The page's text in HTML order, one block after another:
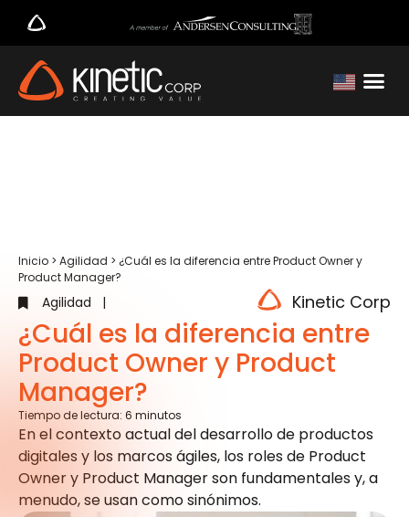
Inicio > Agilidad > ¿Cuál es la diferencia entre Product Owner y
Product Manager?
Kinetic Corp
Agilidad |
¿Cuál es la diferencia entre
Product Owner y Product
Manager?
Tiempo de lectura: 6 minutos
En el contexto actual del desarrollo de productos
digitales y los marcos ágiles, los roles de Product
Owner y Product Manager son fundamentales y, a
menudo, se usan como sinónimos.